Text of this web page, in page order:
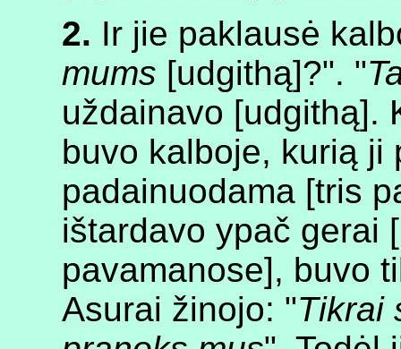
2. Ir jie paklausė
mums [udgithą]?". "
uždainavo [udgithą].
buvo kalboje, kurią ji
padainuodama [tris
ištardavo ypač gerai
pavamanose], buvo
Asurai žinojo: "Tikrai